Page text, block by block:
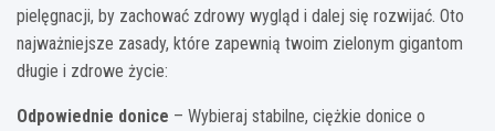
pielęgnacji, by zachować zdrowy wygląd i dalej się rozwijać. Oto
najważniejsze zasady, które zapewnią twoim zielonym gigantom
długie i zdrowe życie:
Odpowiednie donice – Wybieraj stabilne, ciężkie donice o